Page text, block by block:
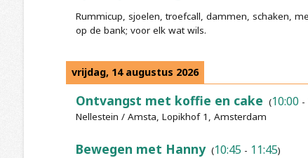
Rummicup, sjoelen, troefcall, dammen, schaken,
op de bank; voor elk wat wils.
vrijdag, 14 augustus 2026
Ontvangst met koffie en cake (10:00-
Nellestein / Amsta, Lopikhof 1, Amsterdam
Bewegen met Hanny(10:45- 11:45)